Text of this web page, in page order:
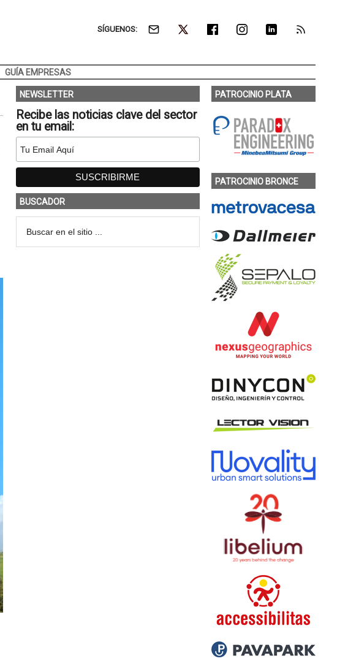
SÍGUENOS:
GUÍA EMPRESAS
NEWSLETTER
Recibe las noticias clave del sector
en tu email:
BUSCADOR
PATROCINIO PLATA
PATROCINIO BRONCE